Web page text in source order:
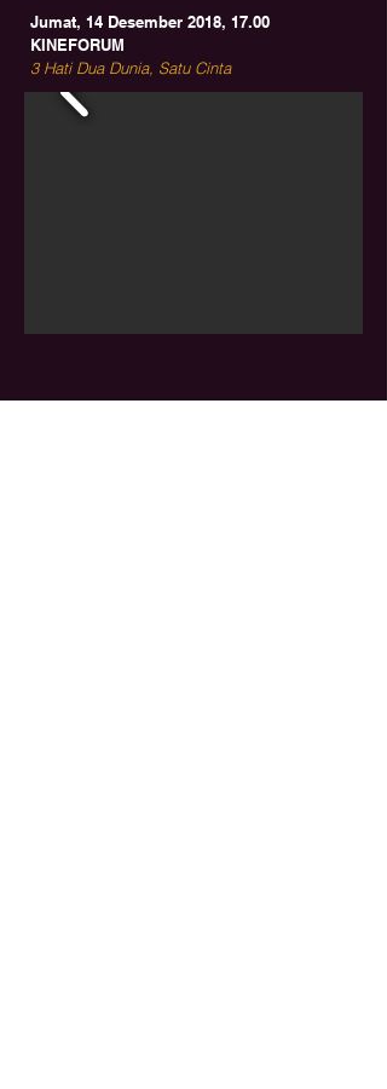
Jumat, 14 Desember 2018, 17.00
KINEFORUM
3 Hati Dua Dunia, Satu Cinta